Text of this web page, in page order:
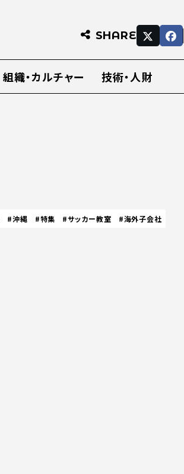
SHARE
組織・カルチャー 技術・人財
#沖縄 #特集 #サッカー教室
#海外子会社